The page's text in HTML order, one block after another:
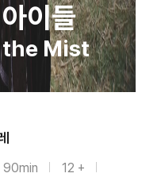
이들
Mist
90min 12 +